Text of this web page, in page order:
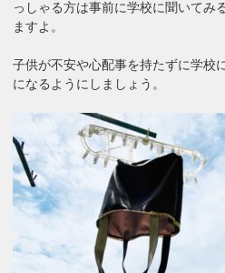
っしゃる方は事前に学校に聞いてみ
ますよ。
子供が不安や心配事を持たずに学校
になるようにしましょう。